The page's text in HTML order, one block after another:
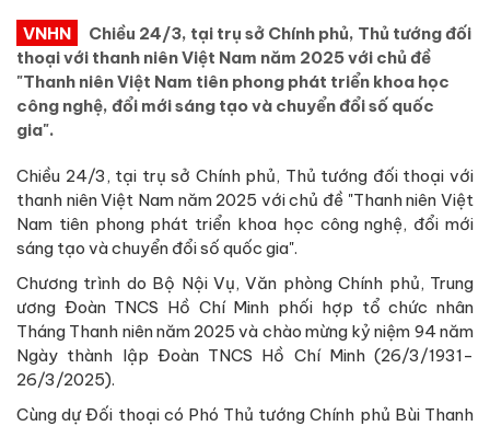
VNHN
Chiều 24/3, tại trụ sở Chính phủ, Thủ tướng đối
thoại với thanh niên Việt Nam năm 2025 với chủ đề
"Thanh niên Việt Nam tiên phong phát triển khoa học
công nghệ, đổi mới sáng tạo và chuyển đổi số quốc
gia".
Chiều 24/3, tại trụ sở Chính phủ, Thủ tướng đối thoại với
thanh niên Việt Nam năm 2025 với chủ đề "Thanh niên Việt
Nam tiên phong phát triển khoa học công nghệ, đổi mới
sáng tạo và chuyển đổi số quốc gia".
Chương trình do Bộ Nội Vụ, Văn phòng Chính phủ, Trung
ương Đoàn TNCS Hồ Chí Minh phối hợp tổ chức nhân
Tháng Thanh niên năm 2025 và chào mừng kỷ niệm 94 năm
Ngày thành lập Đoàn TNCS Hồ Chí Minh (26/3/1931-
26/3/2025).
Cùng dự Đối thoại có Phó Thủ tướng Chính phủ Bùi Thanh